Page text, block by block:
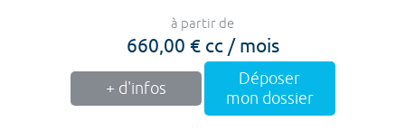
à partir de
660,00 € cc / mois
+ d'infos
Déposer
mon dossier